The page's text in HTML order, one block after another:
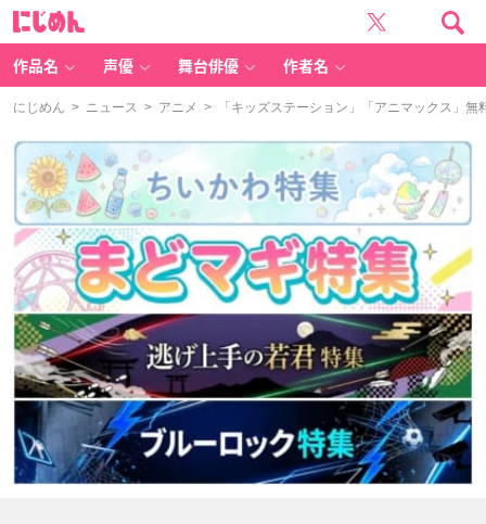
作品名 声優 舞台俳優 作者名
にじめん > ニュース > アニメ > 「キッズステーション」「アニマックス」無